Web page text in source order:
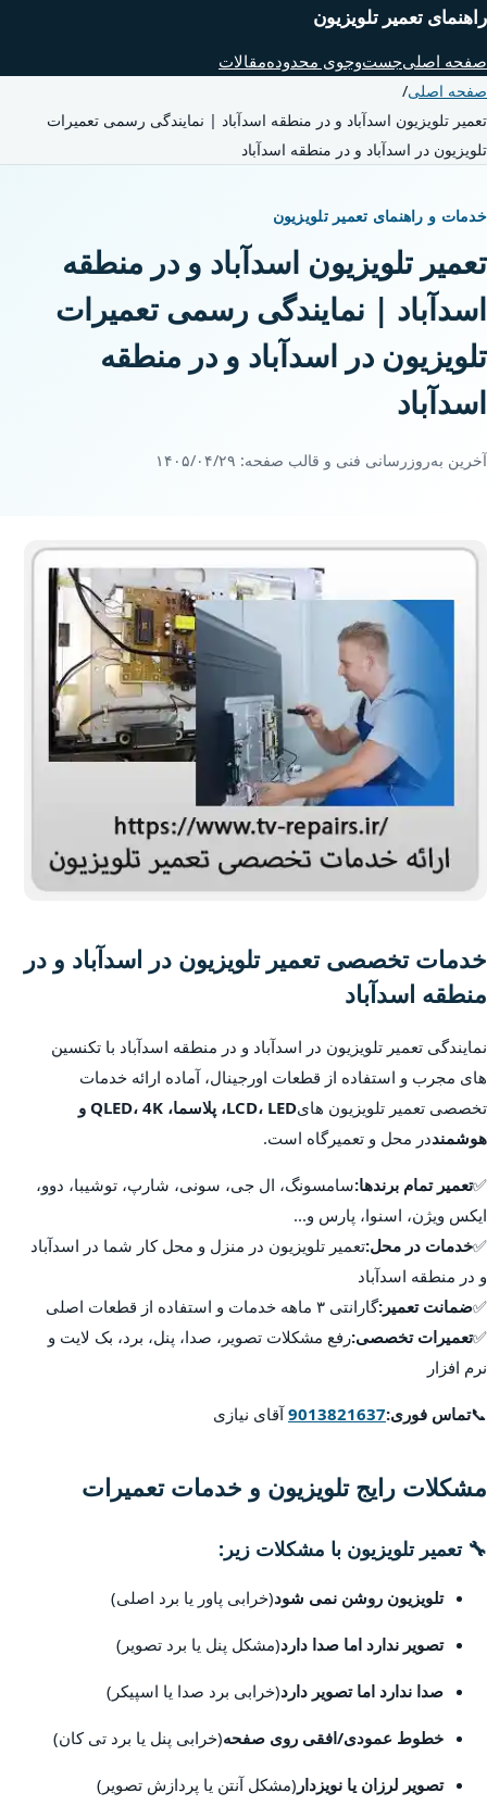
راهنمای تعمیر تلویزیون
صفحه اصلیجست‌وجوی محدودهمقالات
صفحه اصلی/
تعمیر تلویزیون اسدآباد و در منطقه اسدآباد | نمایندگی رسمی تعمیرات
تلویزیون در اسدآباد و در منطقه اسدآباد
خدمات و راهنمای تعمیر تلویزیون
تعمیر تلویزیون اسدآباد و در منطقه
اسدآباد | نمایندگی رسمی تعمیرات
تلویزیون در اسدآباد و در منطقه
اسدآباد
آخرین به‌روزرسانی فنی و قالب صفحه: ۱۴۰۵/۰۴/۲۹
خدمات تخصصی تعمیر تلویزیون در اسدآباد و در
منطقه اسدآباد
نمایندگی تعمیر تلویزیون در اسدآباد و در منطقه اسدآباد با تکنسین
های مجرب و استفاده از قطعات اورجینال، آماده ارائه خدمات
تخصصی تعمیر تلویزیون های
LCD، LED، پلاسما، QLED، 4K و
هوشمنددر محل و تعمیرگاه است.
✅تعمیر تمام برندها:سامسونگ، ال جی، سونی، شارپ، توشیبا، دوو،
ایکس ویژن، اسنوا، پارس و...
✅خدمات در محل:تعمیر تلویزیون در منزل و محل کار شما در اسدآباد
و در منطقه اسدآباد
✅ضمانت تعمیر:گارانتی ۳ ماهه خدمات و استفاده از قطعات اصلی
✅تعمیرات تخصصی:رفع مشکلات تصویر، صدا، پنل، برد، بک لایت و
نرم افزار
📞تماس فوری:9013821637آقای نیازی
مشکلات رایج تلویزیون و خدمات تعمیرات
🔧 تعمیر تلویزیون با مشکلات زیر:
تلویزیون روشن نمی شود(خرابی پاور یا برد اصلی)
تصویر ندارد اما صدا دارد(مشکل پنل یا برد تصویر)
صدا ندارد اما تصویر دارد(خرابی برد صدا یا اسپیکر)
خطوط عمودی/افقی روی صفحه(خرابی پنل یا برد تی کان)
تصویر لرزان یا نویزدار (مشکل آنتن یا پردازش تصویر)